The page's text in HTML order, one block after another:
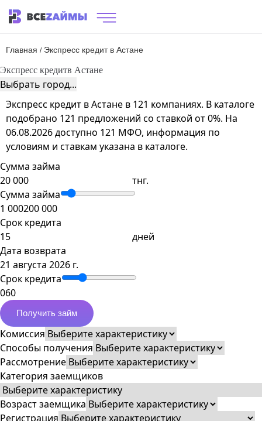
Главная / Экспресс кредит в Астане
Экспресс кредитв Астане
Выбрать город...
Экспресс кредит в Астане в 121 компаниях. В каталоге
подобрано 121 предложений со ставкой от 0%. На
06.08.2026 доступно 121 МФО, информация по
условиям и ставкам указана в каталоге.
Сумма займа
тнг.
Сумма займа
1 000200 000
Срок кредита
дней
Дата возврата
21 августа 2026 г.
Срок кредита
060
Получить займ
Комиссия
Способы получения
Рассмотрение
Категория заемщиков
Возраст заемщика
Регистрация